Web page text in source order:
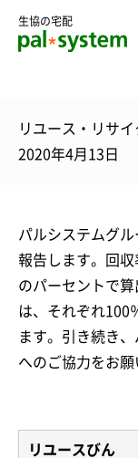
生協の宅配
リユース・リサ
2020年4月13日
パルシステムグ
報告します。回
のパーセントで
は、それぞれ100
ます。引き続き
へのご協力をお願
リユースびん